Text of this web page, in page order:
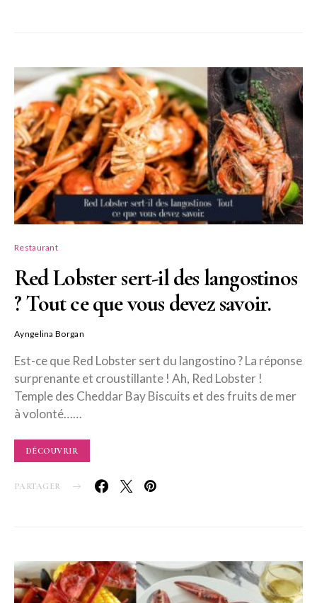
Restaurant
Red Lobster sert-il des langostinos
? Tout ce que vous devez savoir.
Ayngelina Borgan
Est-ce que Red Lobster sert du langostino ? La réponse
surprenante et croustillante ! Ah, Red Lobster !
Temple des Cheddar Bay Biscuits et des fruits de mer
à volonté……
DÉCOUVRIR
PARTAGER